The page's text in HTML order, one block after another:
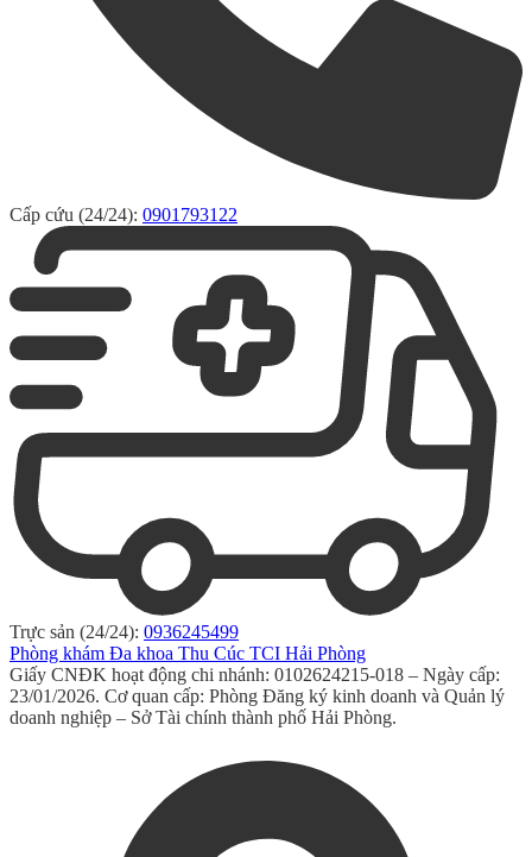
Cấp cứu (24/24): 0901793122
Trực sản (24/24): 0936245499
Phòng khám Đa khoa Thu Cúc TCI Hải Phòng
Giấy CNĐK hoạt động chi nhánh: 0102624215-018 – Ngày cấp:
23/01/2026. Cơ quan cấp: Phòng Đăng ký kinh doanh và Quản lý
doanh nghiệp – Sở Tài chính thành phố Hải Phòng.